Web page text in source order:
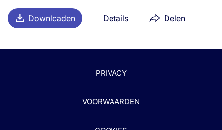
Downloaden Details Delen
PRIVACY
VOORWAARDEN